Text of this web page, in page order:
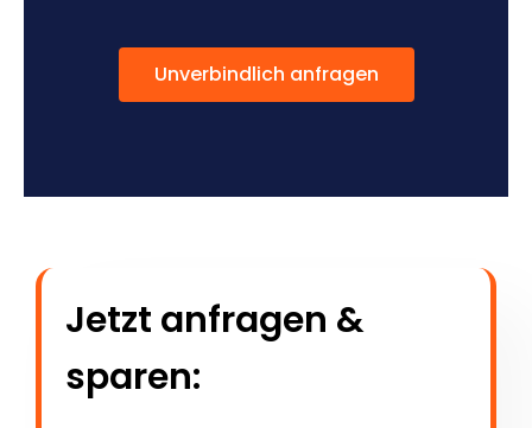
Unverbindlich anfragen
Jetzt anfragen &
sparen: